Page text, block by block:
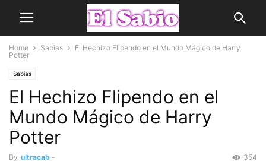
Home Sabias
El Hechizo Flipendo en el Mundo Mágico de Harry
Potter
Sabias
El Hechizo Flipendo en el
Mundo Mágico de Harry
Potter
By ultracab - 354